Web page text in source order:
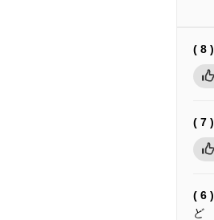
( 8 )
( 7 )
( 6 )
ど